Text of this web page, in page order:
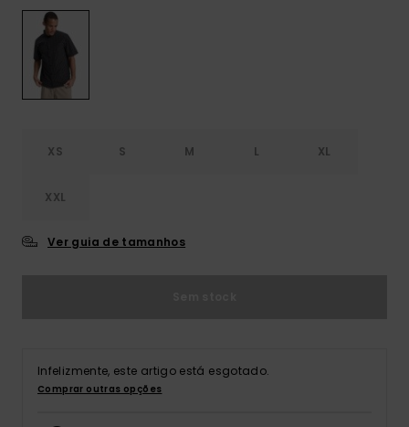
XS S M L XL
XXL
Ver guia de tamanhos
Infelizmente, este artigo está esgotado.
Comprar outras opções